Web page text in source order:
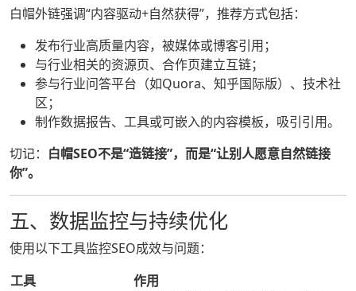
白帽外链强调“内容驱动+自然获得”，推荐方式包括：
发布行业高质量内容，被媒体或博客引用；
与行业相关的资源页、合作页建立互链；
参与行业问答平台（如Quora、知乎国际版）、技术社
区；
制作数据报告、工具或可嵌入的内容模板，吸引引用。
切记： 白帽SEO不是“造链接”，而是“让别人愿意自然链接
你”。
五、数据监控与持续优化
使用以下工具监控SEO成效与问题：
工具
作用